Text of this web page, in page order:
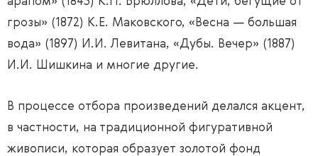
грозы» (1872) К.Е. Маковского, «Весна — большая
вода» (1897) И.И. Левитана, «Дубы. Вечер» (1887)
И.И. Шишкина и многие другие.
В процессе отбора произведений делался акцент,
в частности, на традиционной фигуративной
живописи, которая образует золотой фонд